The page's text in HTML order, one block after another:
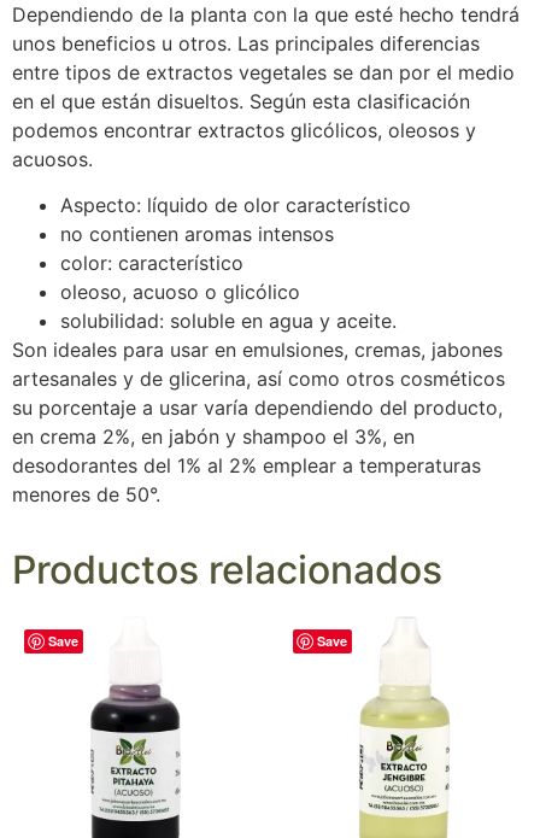
Dependiendo de la planta con la que esté hecho tendrá
unos beneficios u otros. Las principales diferencias
entre tipos de extractos vegetales se dan por el medio
en el que están disueltos. Según esta clasificación
podemos encontrar extractos glicólicos, oleosos y
acuosos.
Aspecto: líquido de olor característico
no contienen aromas intensos
color: característico
oleoso, acuoso o glicólico
solubilidad: soluble en agua y aceite.
Son ideales para usar en emulsiones, cremas, jabones
artesanales y de glicerina, así como otros cosméticos
su porcentaje a usar varía dependiendo del producto,
en crema 2%, en jabón y shampoo el 3%, en
desodorantes del 1% al 2% emplear a temperaturas
menores de 50°.
Productos relacionados
Save Save